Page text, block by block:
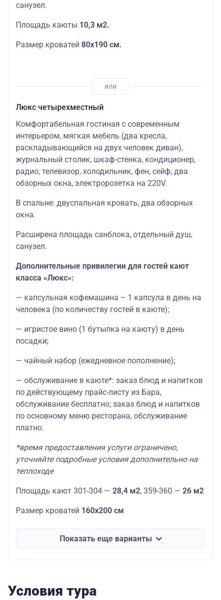
санузел.
Площадь каюты 10,3 м2.
Размер кроватей 80х190 см.
Люкс четырехместный
Комфортабельная гостиная с современным
интерьером, мягкая мебель (два кресла,
раскладывающийся на двух человек диван),
журнальный столик, шкаф-стенка, кондиционер,
радио, телевизор, холодильник, фен, сейф, два
обзорных окна, электророзетка на 220V.
В спальне: двуспальная кровать, два обзорных
окна.
Расширена площадь санблока, отдельный душ,
санузел.
Дополнительные привилегии для гостей кают
класса «Люкс»:
— капсульная кофемашина – 1 капсула в день на
человека (по количеству гостей в каюте);
— игристое вино (1 бутылка на каюту) в день
посадки;
— чайный набор (ежедневное пополнение);
— обслуживание в каюте*: заказ блюд и напитков
по действующему прайс-листу из Бара,
обслуживание бесплатно; заказ блюд и напитков
по основному меню ресторана, обслуживание
платно.
*время предоставления услуги ограничено,
уточняйте подробные условия дополнительно на
теплоходе
Площадь кают 301-304 — 28,4 м2, 359-360 — 26 м2
Размер кроватей 160х200 см
Показать еще варианты
Условия тура